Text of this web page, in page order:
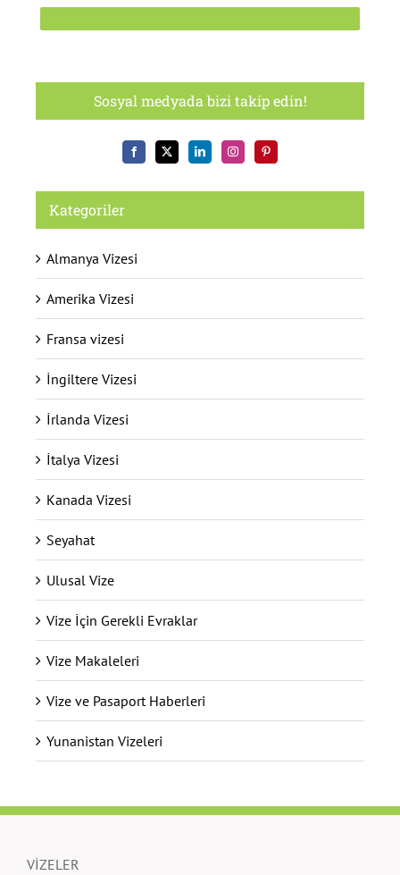
Sosyal medyada bizi takip edin!
Kategoriler
Almanya Vizesi
Amerika Vizesi
Fransa vizesi
İngiltere Vizesi
İrlanda Vizesi
İtalya Vizesi
Kanada Vizesi
Seyahat
Ulusal Vize
Vize İçin Gerekli Evraklar
Vize Makaleleri
Vize ve Pasaport Haberleri
Yunanistan Vizeleri
VİZELER